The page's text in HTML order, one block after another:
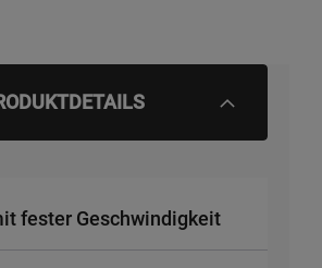
fester Geschwindigkeit